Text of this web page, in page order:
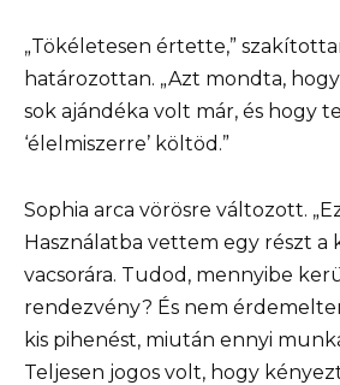
„Tökéletesen értette,”
határozottan. „Azt mondta,
sok ajándéka volt már, és hogy
‘élelmiszerre’ költöd.”
Sophia arca vörösre változott.
Használatba vettem egy részt a
vacsorára. Tudod, mennyibe
rendezvény? És nem
kis pihenést, miután ennyi
Teljesen jogos volt, hogy